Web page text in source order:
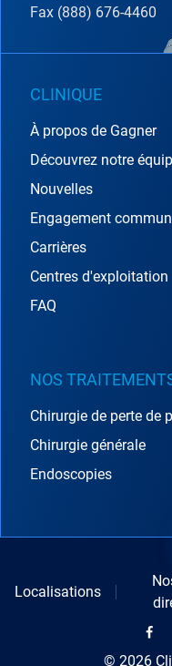
Fax (888) 676-4460
CLINIQUE
À propos de Gagner
Découvrez notre
Nouvelles
Engagement
Carrières
Centres d'exploitation
FAQ
NOS
Chirurgie de perte de
Chirurgie générale
Endoscopies
© 2026
Localisations